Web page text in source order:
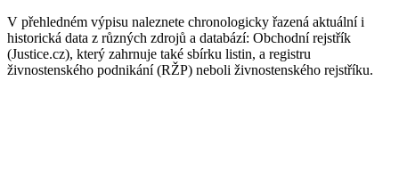
V přehledném výpisu naleznete chronologicky řazená aktuální i
historická data z různých zdrojů a databází: Obchodní rejstřík
(Justice.cz), který zahrnuje také sbírku listin, a registru
živnostenského podnikání (RŽP) neboli živnostenského rejstříku.